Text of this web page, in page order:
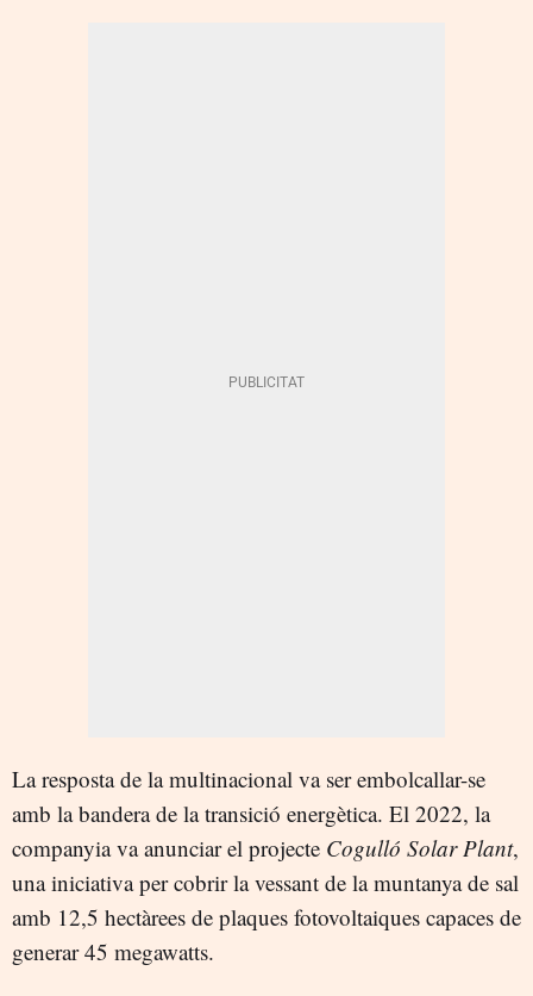
La resposta de la multinacional va ser embolcallar-se
amb la bandera de la transició energètica. El 2022, la
companyia va anunciar el projecte Cogulló Solar Plant,
una iniciativa per cobrir la vessant de la muntanya de sal
amb 12,5 hectàrees de plaques fotovoltaiques capaces de
generar 45 megawatts.